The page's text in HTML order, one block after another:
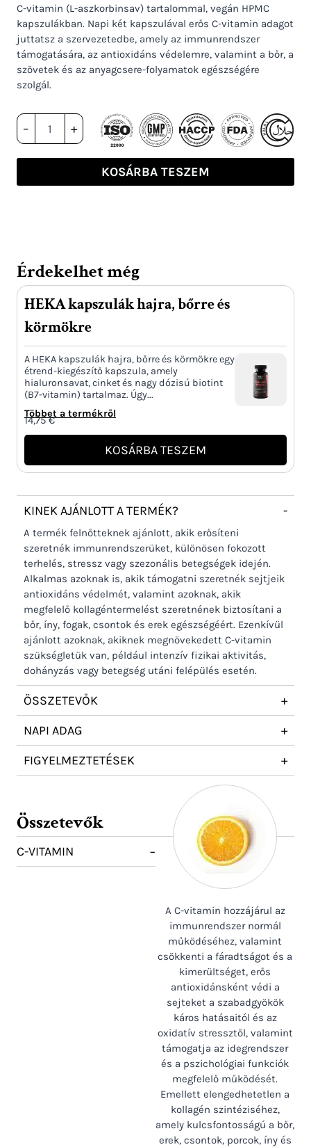
C-vitamin (L-aszkorbinsav) tartalommal, vegán HPMC
kapszulákban. Napi két kapszulával erős C-vitamin adagot
juttatsz a szervezetedbe, amely az immunrendszer
támogatására, az antioxidáns védelemre, valamint a bőr, a
szövetek és az anyagcsere-folyamatok egészségére
szolgál.
–
HEKA
C-
mennyiség
+
KOSÁRBA TESZEM
Érdekelhet még
HEKA kapszulák hajra, bőrre és
körmökre
A HEKA kapszulák hajra, bőrre és körmökre egy
étrend-kiegészítő kapszula, amely
hialuronsavat, cinket és nagy dózisú biotint
(B7-vitamin) tartalmaz. Úgy...
Többet a termékről
14,75€
KOSÁRBA TESZEM
KINEK AJÁNLOTT A TERMÉK? -
A termék felnőtteknek ajánlott, akik erősíteni
szeretnék immunrendszerüket, különösen fokozott
terhelés, stressz vagy szezonális betegségek idején.
Alkalmas azoknak is, akik támogatni szeretnék sejtjeik
antioxidáns védelmét, valamint azoknak, akik
megfelelő kollagéntermelést szeretnének biztosítani a
bőr, íny, fogak, csontok és erek egészségéért. Ezenkívül
ajánlott azoknak, akiknek megnövekedett C-vitamin
szükségletük van, például intenzív fizikai aktivitás,
dohányzás vagy betegség utáni felépülés esetén.
ÖSSZETEVŐK
+
NAPI ADAG
+
FIGYELMEZTETÉSEK
+
Összetevők
C-VITAMIN −
A C-vitamin hozzájárul az
immunrendszer normál
működéséhez, valamint
csökkenti a fáradtságot és a
kimerültséget, erős
antioxidánsként védi a
sejteket a szabadgyökök
káros hatásaitól és az
oxidatív stressztől, valamint
támogatja az idegrendszer
és a pszichológiai funkciók
megfelelő működését.
Emellett elengedhetetlen a
kollagén szintéziséhez,
amely kulcsfontosságú a bőr,
erek, csontok, porcok, íny és